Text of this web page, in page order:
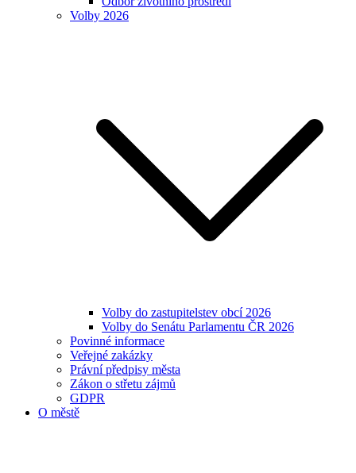
Volby 2026
Volby do zastupitelstev obcí 2026
Volby do Senátu Parlamentu ČR 2026
Povinné informace
Veřejné zakázky
Právní předpisy města
Zákon o střetu zájmů
GDPR
O městě